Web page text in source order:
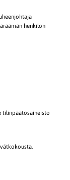
henkilön
tilinpäätösaineisto